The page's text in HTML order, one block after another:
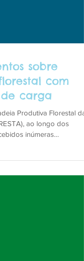
sobre
com
carga
Produtiva Florestal da
ao longo dos